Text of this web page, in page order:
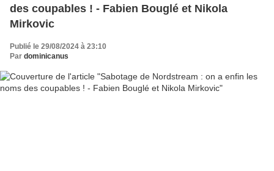
des coupables ! - Fabien Bouglé et Nikola
Mirkovic
Publié le 29/08/2024 à 23:10
Par dominicanus